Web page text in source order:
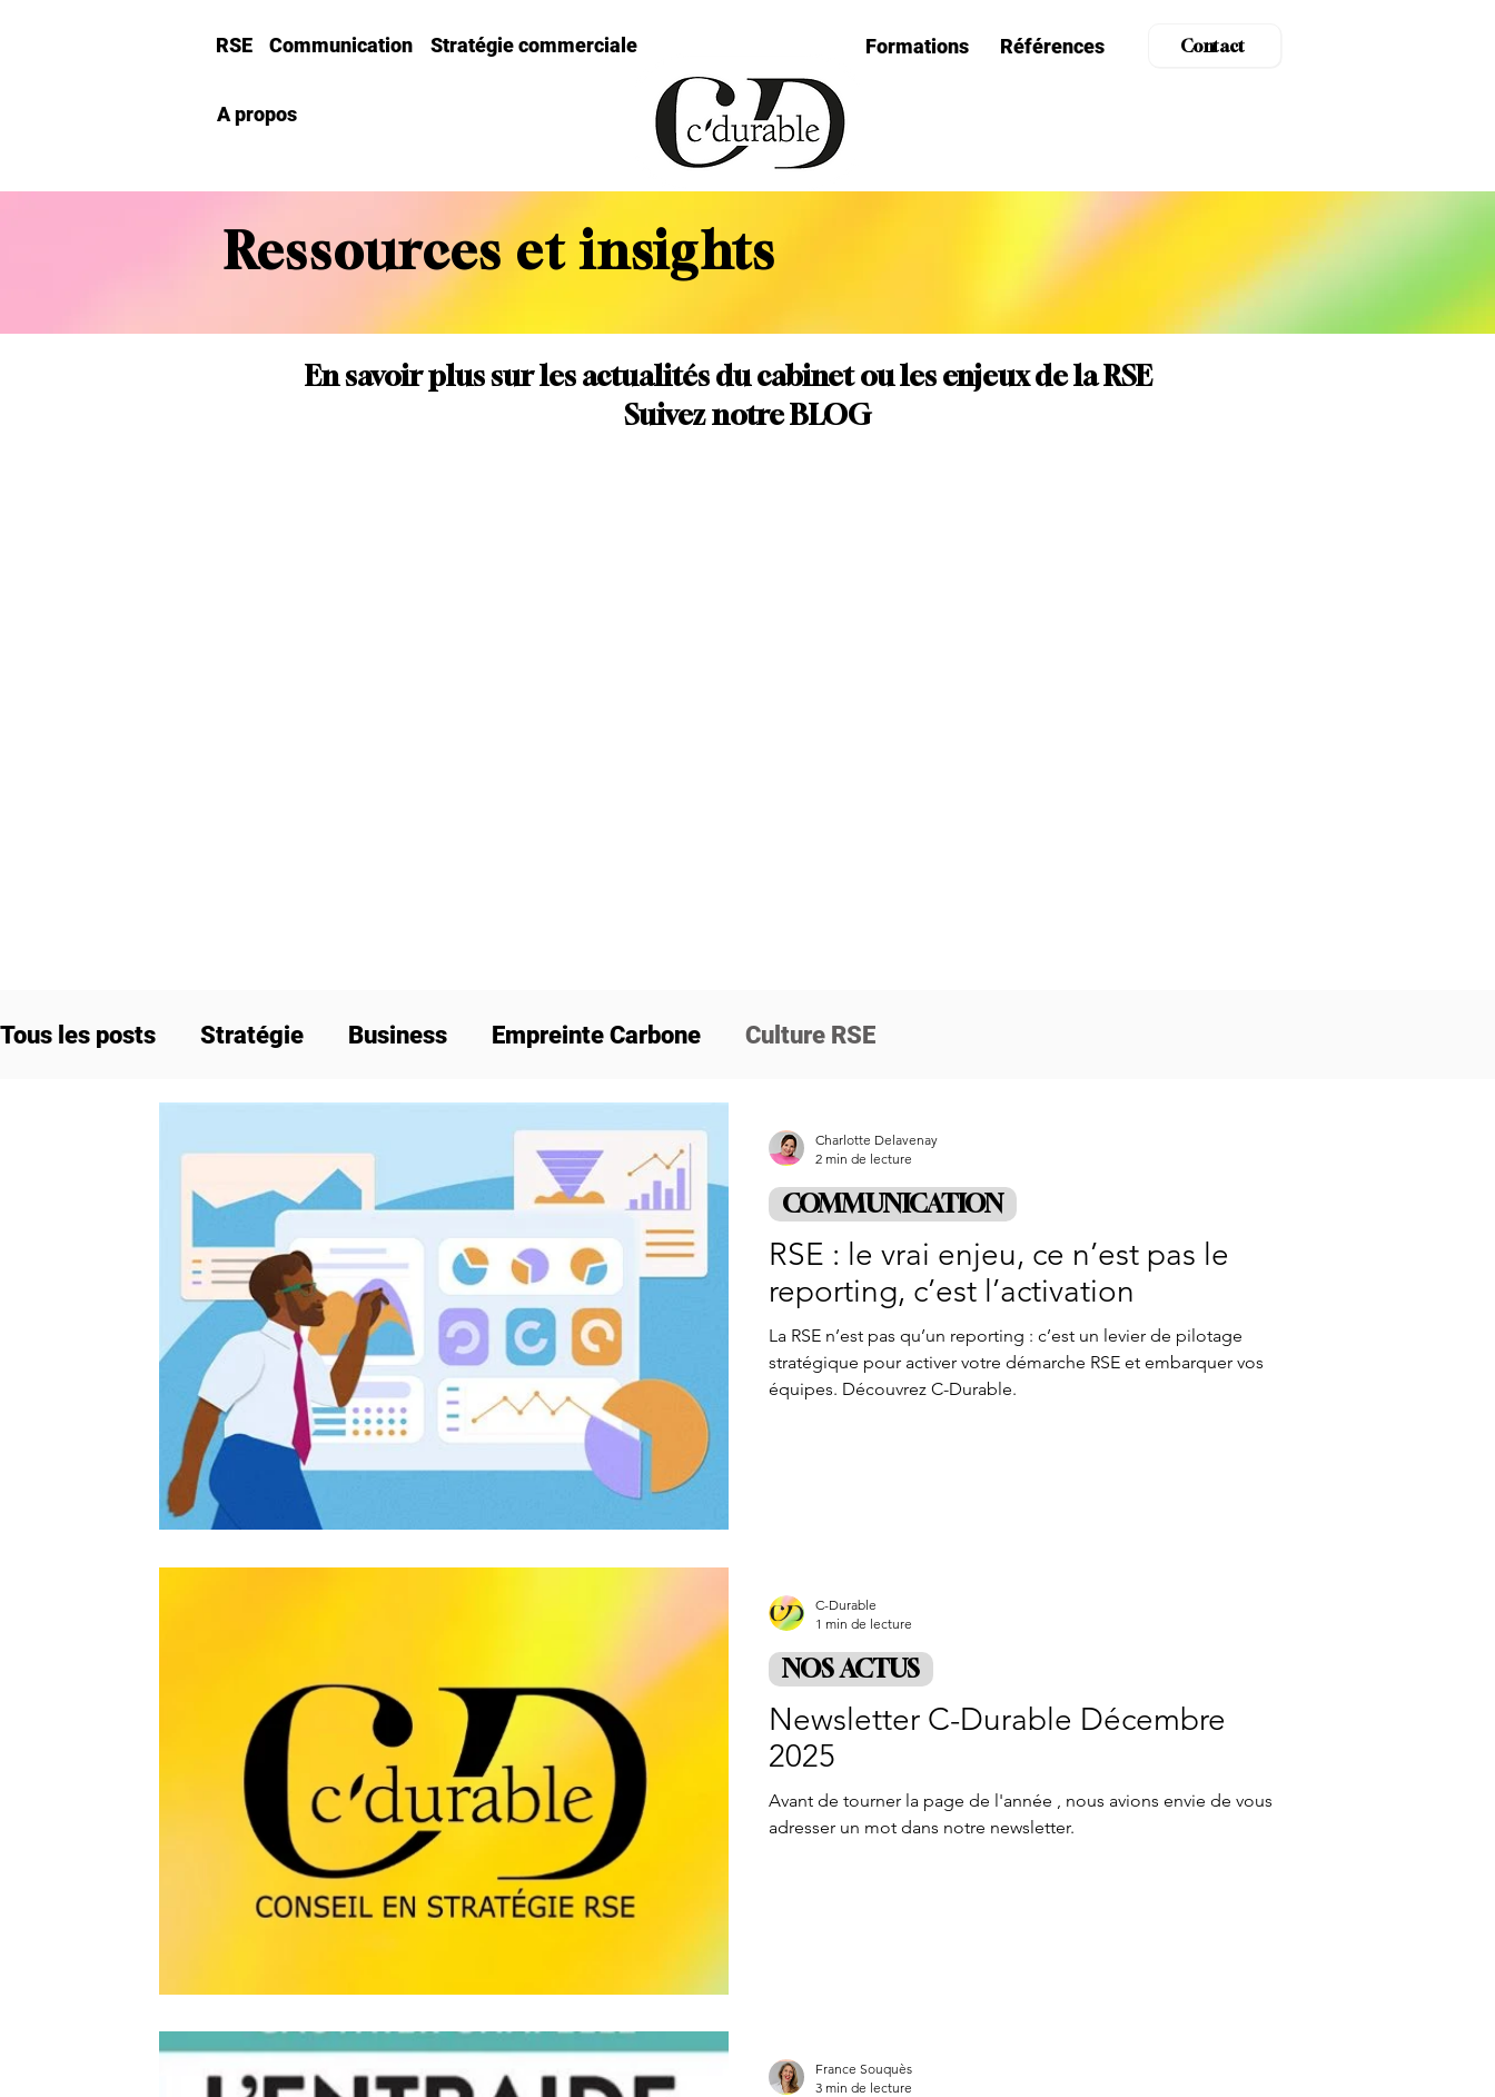
RSE Communication Stratégie commerciale
A propos
Formations Références Contact
Ressources et insights
En savoir plus sur les actualités du cabinet ou les enjeux de la RSE
Suivez notre BLOG
Tous les posts Stratégie Business Empreinte Carbone Culture RSE
Communication Nos actus Formations
RSE : le vrai enjeu, ce n’est pas le
reporting, c’est l’activation
La RSE n’est pas qu’un reporting : c’est un levier de pilotage
stratégique pour activer votre démarche RSE et embarquer vos
équipes. Découvrez C-Durable.
COMMUNICATION
Charlotte Delavenay
2 min de lecture
Newsletter C-Durable Décembre
2025
Avant de tourner la page de l'année , nous avions envie de vous
adresser un mot dans notre newsletter.
NOS ACTUS
C-Durable
1 min de lecture
France Souquès
3 min de lecture